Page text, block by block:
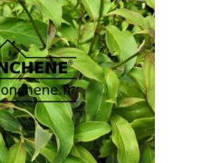
können
auf
der
Produktseite
gewählt
werden